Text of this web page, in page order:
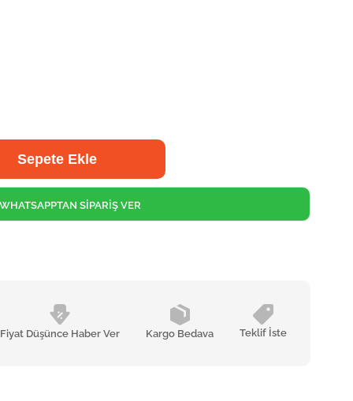
Fiyat Düşünce Haber Ver Kargo Bedava Teklif İste
SİPARİŞ VER